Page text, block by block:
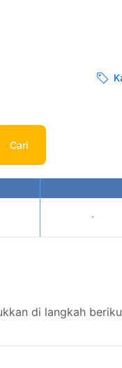
Cari
Tampilkan
di langkah